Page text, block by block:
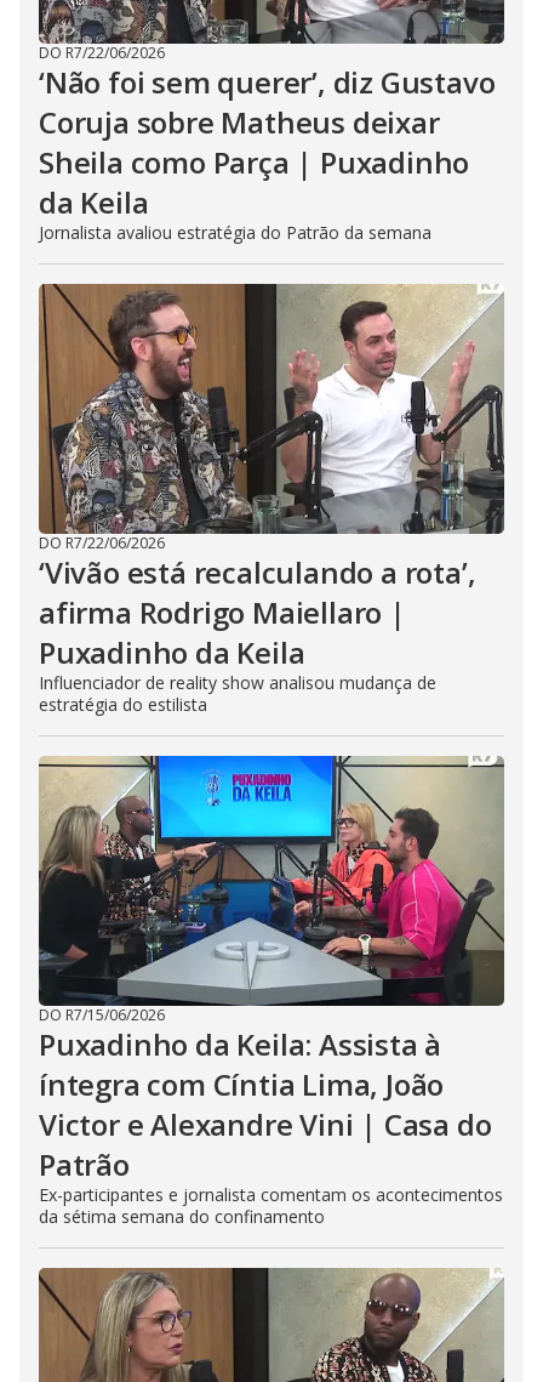
DO R7/22/06/2026
‘Não foi sem querer’, diz Gustavo
Coruja sobre Matheus deixar
Sheila como Parça | Puxadinho
da Keila
Jornalista avaliou estratégia do Patrão da semana
DO R7/22/06/2026
‘Vivão está recalculando a rota’,
afirma Rodrigo Maiellaro |
Puxadinho da Keila
Influenciador de reality show analisou mudança de
estratégia do estilista
DO R7/15/06/2026
Puxadinho da Keila: Assista à
íntegra com Cíntia Lima, João
Victor e Alexandre Vini | Casa do
Patrão
Ex-participantes e jornalista comentam os acontecimentos
da sétima semana do confinamento